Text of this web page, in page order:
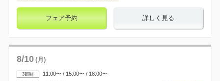
フェア予約 詳しく見る
8/10 (月)
3部制 11:00〜 / 15:00〜 / 18:00〜